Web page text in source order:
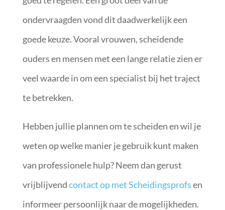
ondervraagden vond dit daadwerkelijk een
goede keuze. Vooral vrouwen, scheidende
ouders en mensen met een lange relatie zien er
veel waarde in om een specialist bij het traject
te betrekken.
Hebben jullie plannen om te scheiden en wil je
weten op welke manier je gebruik kunt maken
van professionele hulp? Neem dan gerust
vrijblijvendcontact op met Scheidingsprofsen
informeer persoonlijk naar de mogelijkheden.